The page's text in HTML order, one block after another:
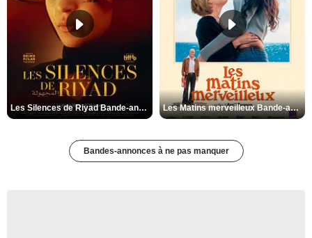
Les Silences de Riyad Bande-annonce VO STFR Les Matins merveilleux Bande-annonce VF
Bandes-annonces à ne pas manquer